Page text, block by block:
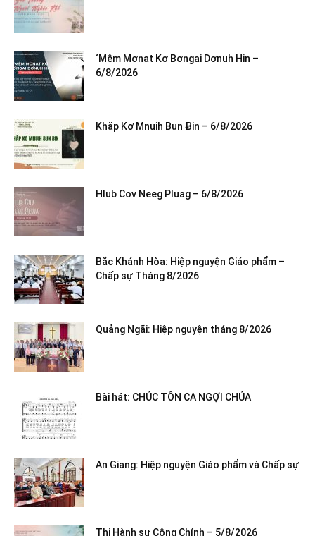
‘Mêm Mơnat Kơ Bơngai Dơnuh Hin –
6/8/2026
Khăp Kơ Mnuih Bun Ƀin – 6/8/2026
Hlub Cov Neeg Pluag – 6/8/2026
Bắc Khánh Hòa: Hiệp nguyện Giáo phẩm –
Chấp sự Tháng 8/2026
Quảng Ngãi: Hiệp nguyện tháng 8/2026
Bài hát: CHÚC TÔN CA NGỢI CHÚA
An Giang: Hiệp nguyện Giáo phẩm và Chấp sự
Thi Hành sự Công Chính – 5/8/2026